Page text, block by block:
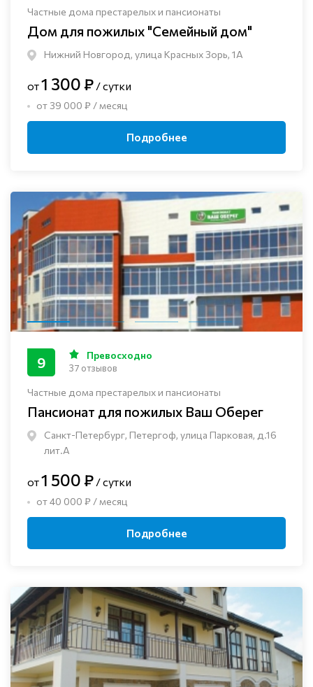
Частные дома престарелых и пансионаты
Дом для пожилых "Семейный дом"
Нижний Новгород, улица Красных Зорь, 1А
от1 300 ₽ / сутки
от 39 000 ₽ / месяц
Подробнее
Частные дома престарелых и пансионаты
Пансионат для пожилых Ваш Оберег
Санкт-Петербург, Петергоф, улица Парковая, д.16
лит.А
9 Превосходно
37 отзывов
от1 500 ₽ / сутки
от 40 000 ₽ / месяц
Подробнее